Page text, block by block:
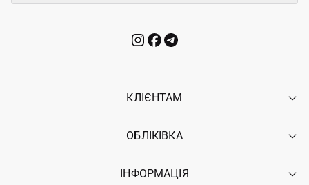
КЛІЄНТАМ
Контакти
Повернення
ОБЛІКІВКА
Увійти
ІНФОРМАЦІЯ